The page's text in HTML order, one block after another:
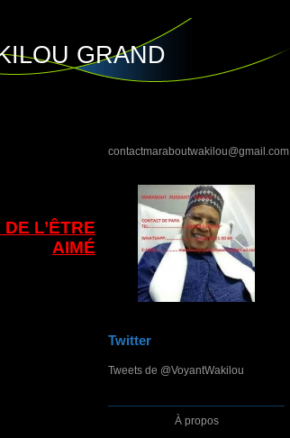
GRAND
contactmaraboutwakilou@gmail.com
Twitter
Tweets de @VoyantWakilou
À propos
L’ÊTRE
AIMÉ